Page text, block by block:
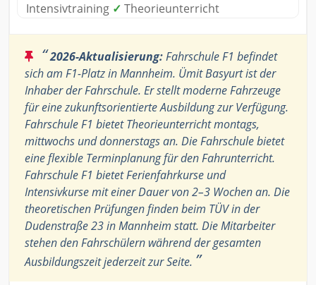
Intensivtraining ✓ Theorieunterricht
“2026-Aktualisierung:Fahrschule F1 befindet
sich am F1-Platz in Mannheim. Ümit Basyurt ist der
Inhaber der Fahrschule. Er stellt moderne Fahrzeuge
für eine zukunftsorientierte Ausbildung zur Verfügung.
Fahrschule F1 bietet Theorieunterricht montags,
mittwochs und donnerstags an. Die Fahrschule bietet
eine flexible Terminplanung für den Fahrunterricht.
Fahrschule F1 bietet Ferienfahrkurse und
Intensivkurse mit einer Dauer von 2–3 Wochen an. Die
theoretischen Prüfungen finden beim TÜV in der
Dudenstraße 23 in Mannheim statt. Die Mitarbeiter
stehen den Fahrschülern während der gesamten
Ausbildungszeit jederzeit zur Seite. ”